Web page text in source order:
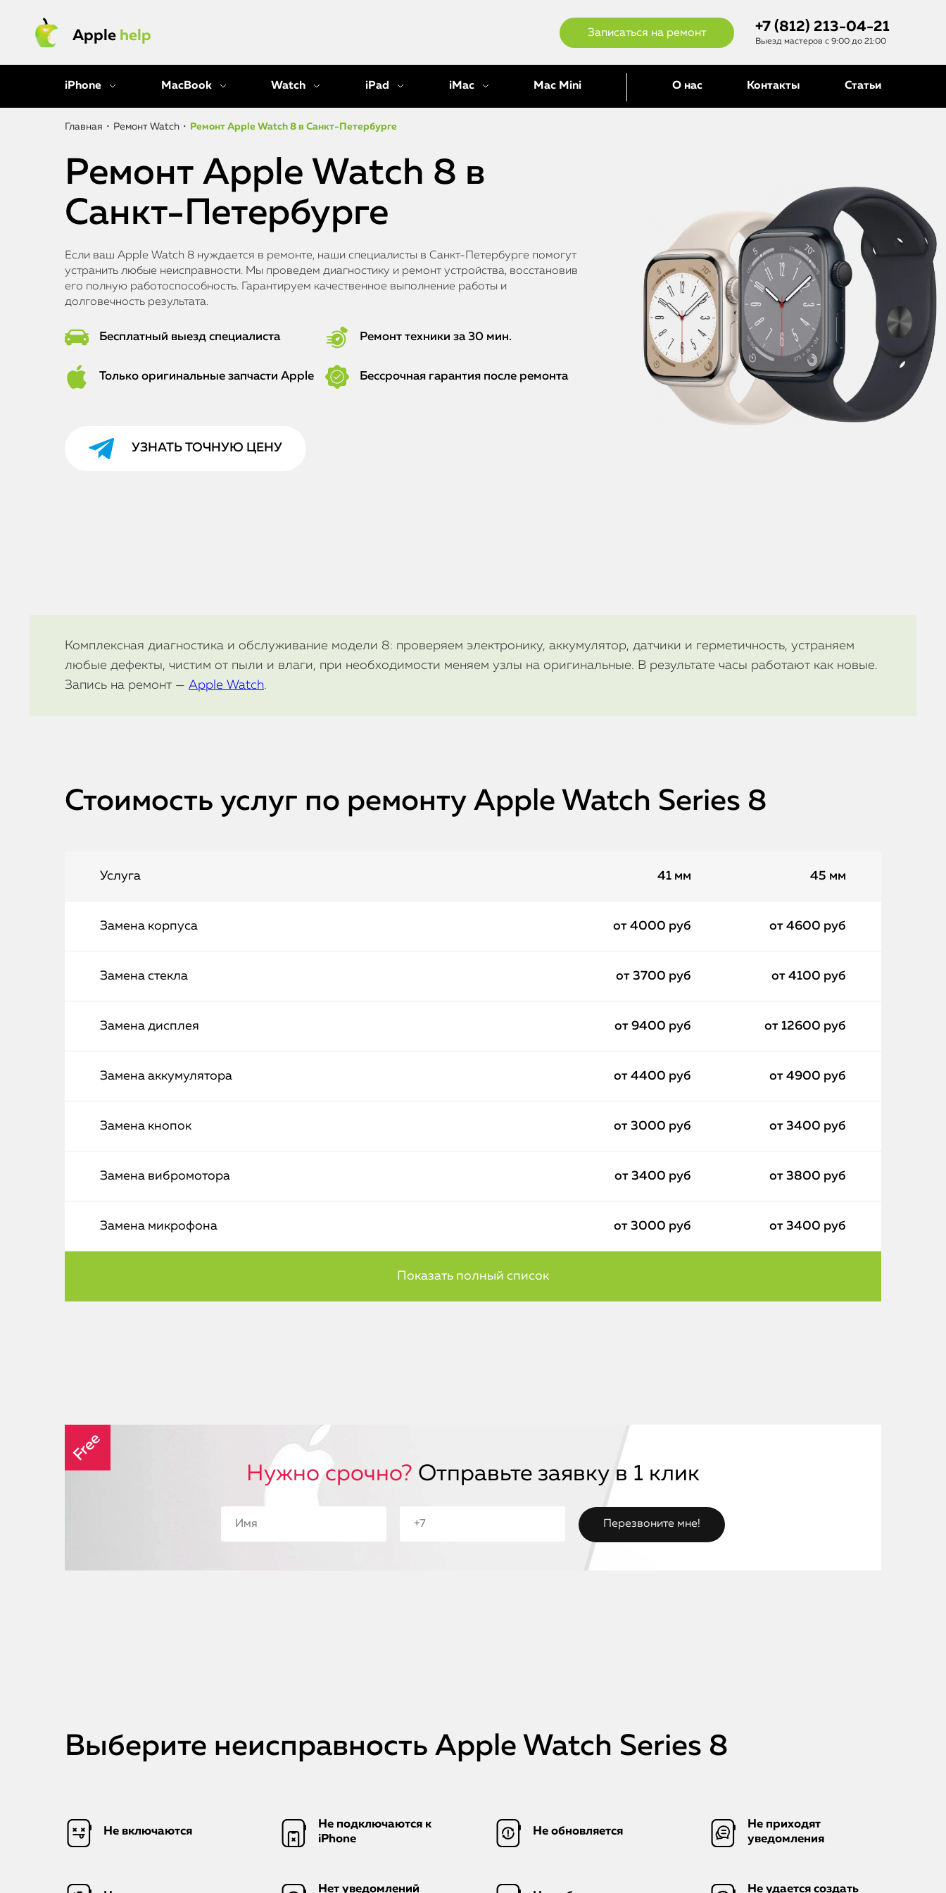
MacBook
Watch
Apple help Записаться на ремонт +7 (812) 213-04-21
Выезд мастеров с 9:00 до 21:00
iPhone MacBook Watch iPad iMac Mac Mini О нас Контакты Статьи
Главная • Ремонт Watch • Ремонт Apple Watch 8 в Санкт-Петербурге
Ремонт Apple Watch 8 в
Санкт-Петербурге
Если ваш Apple Watch 8 нуждается в ремонте, наши специалисты в Санкт-Петербурге помогут
устранить любые неисправности. Мы проведем диагностику и ремонт устройства, восстановив
его полную работоспособность. Гарантируем качественное выполнение работы и
долговечность результата.
Бесплатный выезд специалиста Ремонт техники за 30 мин.
Только оригинальные запчасти Apple Бессрочная гарантия после ремонта
УЗНАТЬ ТОЧНУЮ ЦЕНУ
Комплексная диагностика и обслуживание модели 8: проверяем электронику, аккумулятор, датчики и герметичность, устраняем
любые дефекты, чистим от пыли и влаги, при необходимости меняем узлы на оригинальные. В результате часы работают как новые.
Запись на ремонт — Apple Watch.
Стоимость услуг по ремонту Apple Watch Series 8
Услуга 41 мм 45 мм
Замена корпуса от 4000 руб от 4600 руб
Замена стекла от 3700 руб от 4100 руб
Замена дисплея от 9400 руб от 12600 руб
Замена аккумулятора от 4400 руб от 4900 руб
Замена кнопок от 3000 руб от 3400 руб
Замена вибромотора от 3400 руб от 3800 руб
Замена микрофона от 3000 руб от 3400 руб
Free
Нужно срочно? Отправьте заявку в 1 клик
Выберите неисправность Apple Watch Series 8
Не включаются
Не подключаются к
iPhone
Не обновляется
Не приходят
уведомления
Нет уведомлений
Не удается создать